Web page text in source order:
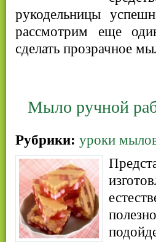
рукодельницы
рассмотрим еще
сделать прозрачное
Мыло ручной
Рубрики: уроки